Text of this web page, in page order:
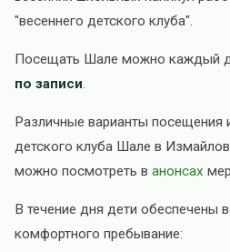
"весеннего детского клуба".
Посещать Шале можно каждый
по записи.
Различные варианты посещения
детского клуба Шале в
можно посмотреть в анонсах
В течение дня дети
комфортного пребывание: